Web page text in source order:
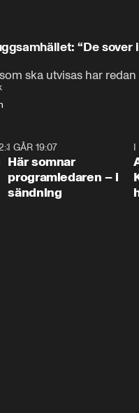
“De
ska utvisas har
I GÅR 19:07
Här somnar
programledaren – i
sändning
I